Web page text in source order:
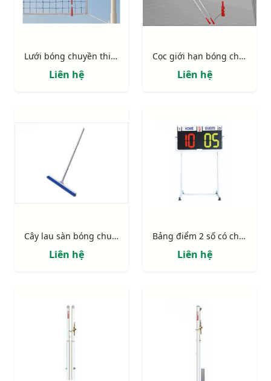
Lưới bóng chuyền thi đấu 423110
Liên hệ
Cọc giới hạn bóng chuyền nhôm 401463
Liên hệ
Cây lau sàn bóng chuyền 401450
Liên hệ
Bảng điểm 2 số có chân 402358
Liên hệ